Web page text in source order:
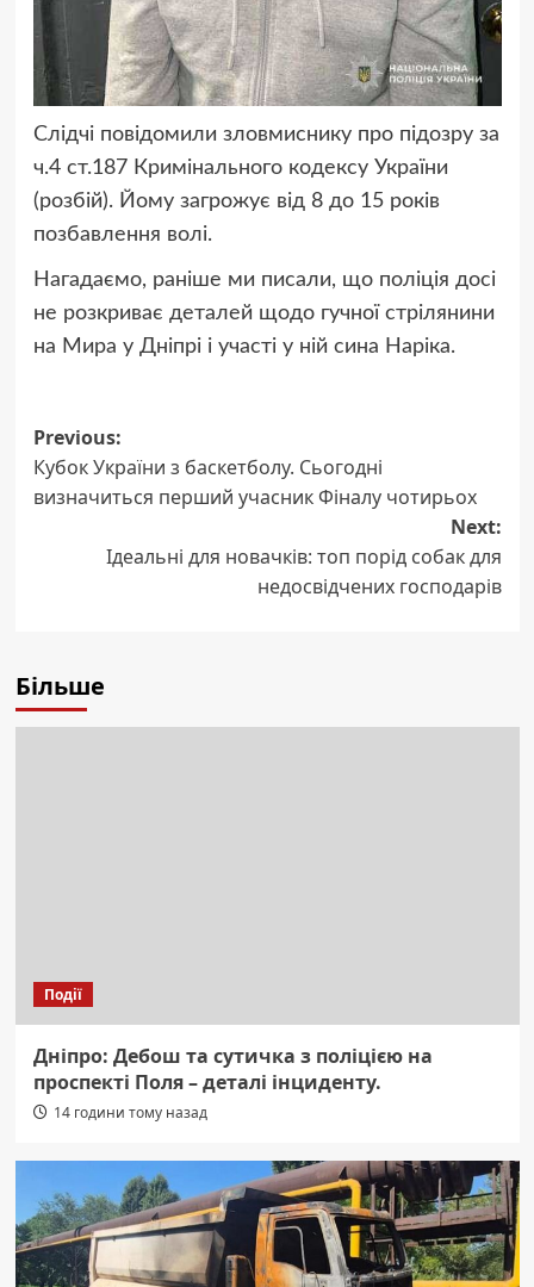
Слідчі повідомили зловмиснику про підозру за
ч.4 ст.187 Кримінального кодексу України
(розбій). Йому загрожує від 8 до 15 років
позбавлення волі.
Нагадаємо, раніше ми писали, що поліція досі
не розкриває деталей щодо гучної стрілянини
на Мира у Дніпрі і участі у ній сина Наріка.
Post
navigation
Previous:
Кубок України з баскетболу. Сьогодні
визначиться перший учасник Фіналу чотирьох
Next:
Ідеальні для новачків: топ порід собак для
недосвідчених господарів
Більше
Події
Дніпро: Дебош та сутичка з поліцією на
проспекті Поля – деталі інциденту.
14 години тому назад